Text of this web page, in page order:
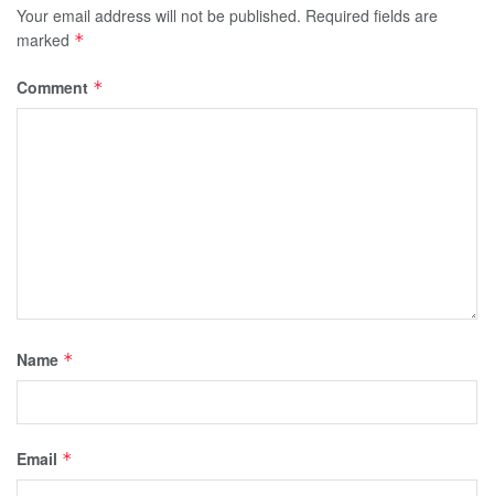
Your email address will not be published. Required fields are
marked *
Comment *
Name *
Email *